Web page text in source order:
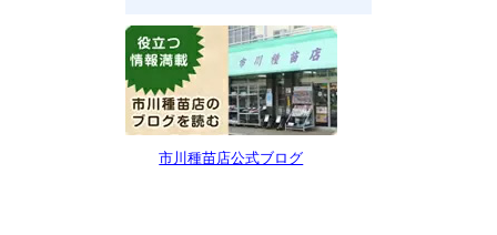
市川種苗店公式ブログ